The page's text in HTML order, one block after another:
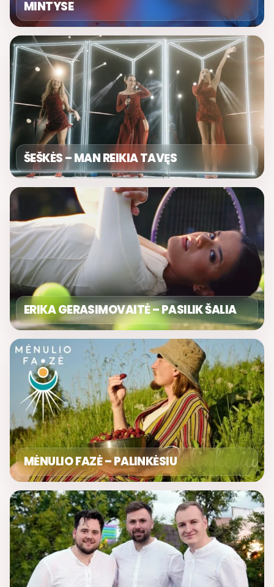
MINTYSE
ŠEŠKĖS – MAN REIKIA TAVĘS
ERIKA GERASIMOVAITĖ – PASILIK ŠALIA
MĖNULIO FAZĖ – PALINKĖSIU